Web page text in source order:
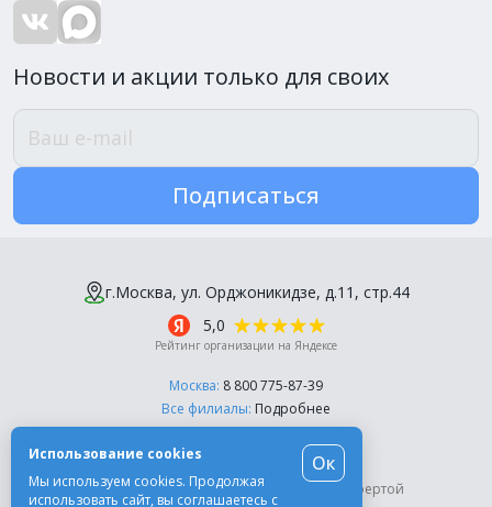
Новости и акции только для своих
Подписаться
© Компания «Эль-Дент», 2003-2026
Цены на сайте не являются публичной офертой
г.Москва, ул. Орджоникидзе, д.11, стр.44
5,0
Рейтинг организации на Яндексе
Москва: 8 800 775-87-39
Все филиалы: Подробнее
Пн-Пт, с 10:00 до 18:00
Использование cookies
Мы используем cookies. Продолжая
использовать сайт, вы соглашаетесь с
Ок